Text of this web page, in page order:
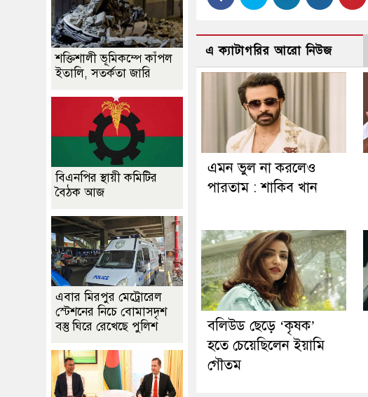
এ ক্যাটাগরির আরো নিউজ
এমন ভুল না করলেও
পারতাম : শাকিব খান
বলিউড ছেড়ে ‘কৃষক’
হতে চেয়েছিলেন ইয়ামি
গৌতম
শক্তিশালী ভূমিকম্পে কাঁপল
ইতালি, সতর্কতা জারি
বিএনপির স্থায়ী কমিটির
বৈঠক আজ
এবার মিরপুর মেট্রোরেল
স্টেশনের নিচে বোমাসদৃশ
বস্তু ঘিরে রেখেছে পুলিশ